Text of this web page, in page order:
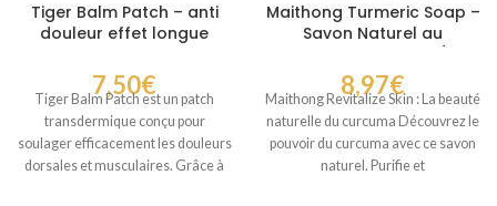
Tiger Balm Patch – anti
douleur effet longue
7,50€
Tiger Balm Patch est un patch
transdermique conçu pour
soulager efficacement les douleurs
dorsales et musculaires. Grâce à
Maithong Turmeric Soap –
Savon Naturel au
100 g
8,97€
Maithong Revitalize Skin : La beauté
naturelle du curcuma Découvrez le
pouvoir du curcuma avec ce savon
naturel. Purifie et